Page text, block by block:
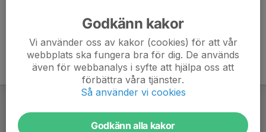
Godkänn kakor
Vi använder oss av kakor (cookies) för att vår
webbplats ska fungera bra för dig. De används
även för webbanalys i syfte att hjälpa oss att
förbättra våra tjänster.
Så använder vi cookies
Godkänn alla kakor